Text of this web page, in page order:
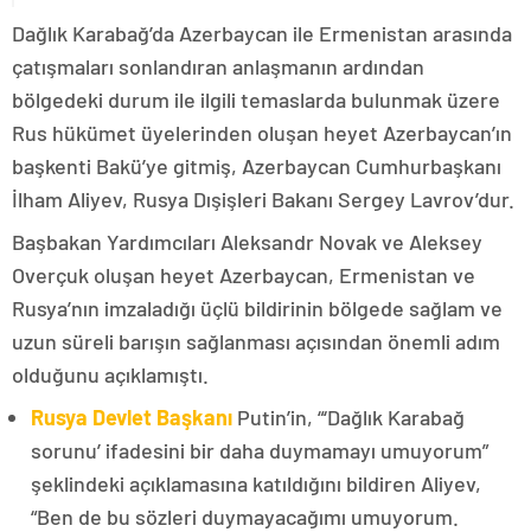
Dağlık Karabağ’da Azerbaycan ile Ermenistan arasında
çatışmaları sonlandıran anlaşmanın ardından
bölgedeki durum ile ilgili temaslarda bulunmak üzere
Rus hükümet üyelerinden oluşan heyet Azerbaycan’ın
başkenti Bakü’ye gitmiş, Azerbaycan Cumhurbaşkanı
İlham Aliyev, Rusya Dışişleri Bakanı Sergey Lavrov’dur.
Başbakan Yardımcıları Aleksandr Novak ve Aleksey
Overçuk oluşan heyet Azerbaycan, Ermenistan ve
Rusya’nın imzaladığı üçlü bildirinin bölgede sağlam ve
uzun süreli barışın sağlanması açısından önemli adım
olduğunu açıklamıştı.
Rusya Devlet Başkanı Putin’in, “‘Dağlık Karabağ
sorunu’ ifadesini bir daha duymamayı umuyorum”
şeklindeki açıklamasına katıldığını bildiren Aliyev,
“Ben de bu sözleri duymayacağımı umuyorum.